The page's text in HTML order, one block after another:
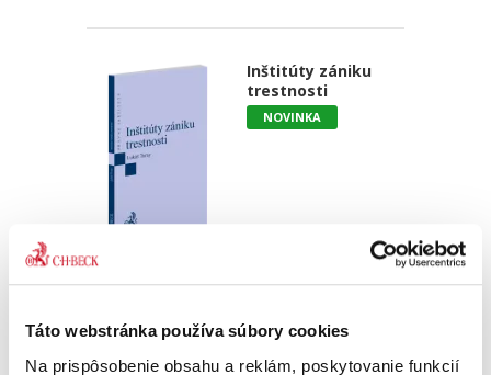
Táto webstránka používa súbory cookies
Na prispôsobenie obsahu a reklám, poskytovanie funkcií
Inštitúty zániku
trestnosti
NOVINKA
Lukáš Turay
20,00 €
bez DPH
Cieľom monografie je analyzovať jednotlivé